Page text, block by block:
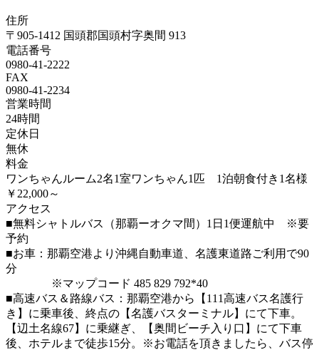
住所
〒905-1412 国頭郡国頭村字奥間 913
電話番号
0980-41-2222
FAX
0980-41-2234
営業時間
24時間
定休日
無休
料金
ワンちゃんルーム2名1室ワンちゃん1匹 1泊朝食付き1名様
￥22,000～
アクセス
■無料シャトルバス（那覇ーオクマ間）1日1便運航中 ※要
予約
■お車：那覇空港より沖縄自動車道、名護東道路ご利用で90
分
※マップコード 485 829 792*40
■高速バス＆路線バス：那覇空港から【111高速バス名護行
き】に乗車後、終点の【名護バスターミナル】にて下車。
【辺土名線67】に乗継ぎ、【奥間ビーチ入り口】にて下車
後、ホテルまで徒歩15分。※お電話を頂きましたら、バス停